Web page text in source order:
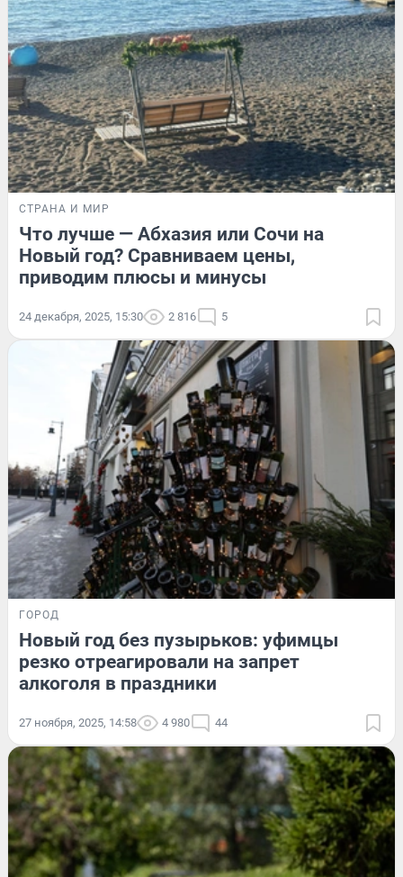
СТРАНА И МИР
Что лучше — Абхазия или Сочи на
Новый год? Сравниваем цены,
приводим плюсы и минусы
24 декабря, 2025, 15:30 2 816 5
ГОРОД
Новый год без пузырьков: уфимцы
резко отреагировали на запрет
алкоголя в праздники
27 ноября, 2025, 14:58 4 980 44